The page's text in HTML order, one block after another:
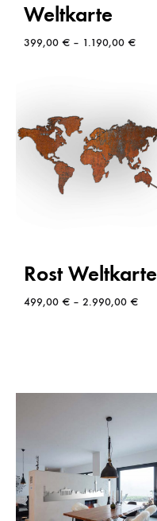
Weltkarte
399,00 € – 1.190,00 €
Rost Weltkarte
499,00 € – 2.990,00 €